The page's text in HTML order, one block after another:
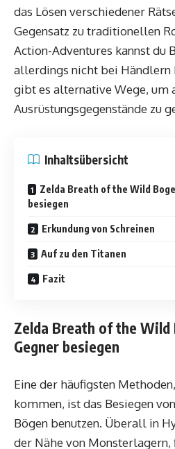
das Lösen verschiedener
Gegensatz zu traditionellen
Action-Adventures kannst du
allerdings nicht bei Händlern
gibt es alternative Wege, um
Ausrüstungsgegenstände zu
Inhaltsübersicht
Zelda Breath of the Wild
besiegen
Erkundung von Schreinen
Auf zu den Titanen
Fazit
Zelda Breath of the Wild
Gegner besiegen
Eine der häufigsten
kommen, ist das Besiegen
Bögen benutzen. Überall in
der Nähe von Monsterlagern,